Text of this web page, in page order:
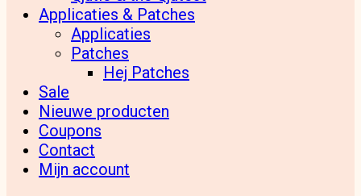
Applicaties & Patches
Applicaties
Patches
Hej Patches
Sale
Nieuwe producten
Coupons
Contact
Mijn account